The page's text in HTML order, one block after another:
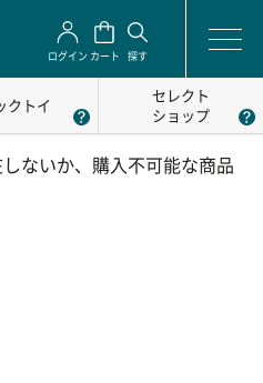
ログイン カート 探す
クトイ
セレクト
ショップ
ないか、購入不可能な商品